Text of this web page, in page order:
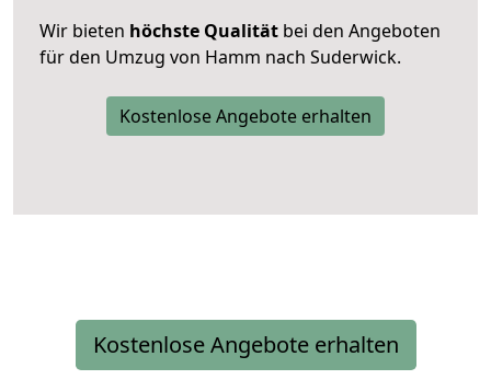
Wir bieten höchste Qualität bei den Angeboten
für den Umzug von Hamm nach Suderwick.
Kostenlose Angebote erhalten
Kostenlose Angebote erhalten